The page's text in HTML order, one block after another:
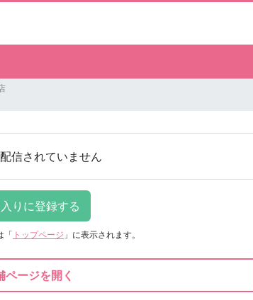
信されていません
「 トップページ 」に表示されます。
ページを開く